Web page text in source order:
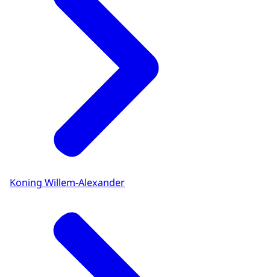
Koning Willem-Alexander